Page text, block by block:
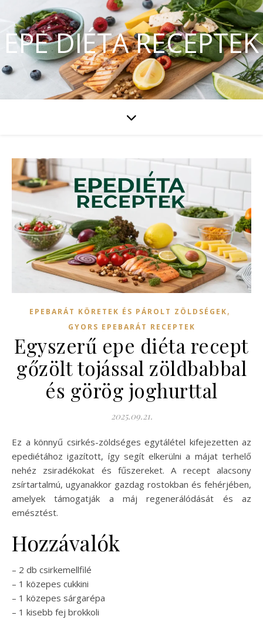
EPE DIÉTA RECEPTEK
EPEBARÁT KÖRETEK ÉS PÁROLT ZÖLDSÉGEK,
GYORS EPEBARÁT RECEPTEK
Egyszerű epe diéta recept
gőzölt tojással zöldbabbal
és görög joghurttal
2025.09.21.
Ez a könnyű csirkés-zöldséges egytálétel kifejezetten az
epediétához igazított, így segít elkerülni a májat terhelő
nehéz zsiradékokat és fűszereket. A recept alacsony
zsírtartalmú, ugyanakkor gazdag rostokban és fehérjében,
amelyek támogatják a máj regenerálódását és az
emésztést.
Hozzávalók
– 2 db csirkemellfilé
– 1 közepes cukkini
– 1 közepes sárgarépa
– 1 kisebb fej brokkoli